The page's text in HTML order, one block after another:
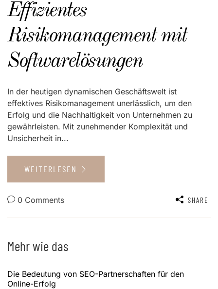
Effizientes
Risikomanagement mit
Softwarelösungen
In der heutigen dynamischen Geschäftswelt ist
effektives Risikomanagement unerlässlich, um den
Erfolg und die Nachhaltigkeit von Unternehmen zu
gewährleisten. Mit zunehmender Komplexität und
Unsicherheit in...
WEITERLESEN
0 Comments SHARE
Mehr wie das
Die Bedeutung von SEO-Partnerschaften für den
Online-Erfolg